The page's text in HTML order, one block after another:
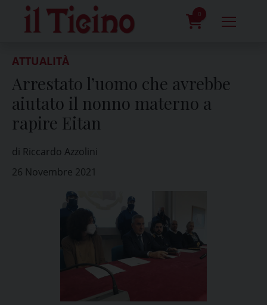
content
0
ATTUALITÀ
Arrestato l’uomo che avrebbe
aiutato il nonno materno a
rapire Eitan
di Riccardo Azzolini
26 Novembre 2021